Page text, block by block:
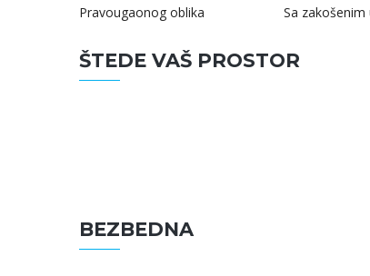
Pravougaonog oblika Sa zakošenim
ŠTEDE VAŠ PROSTOR
BEZBEDNA